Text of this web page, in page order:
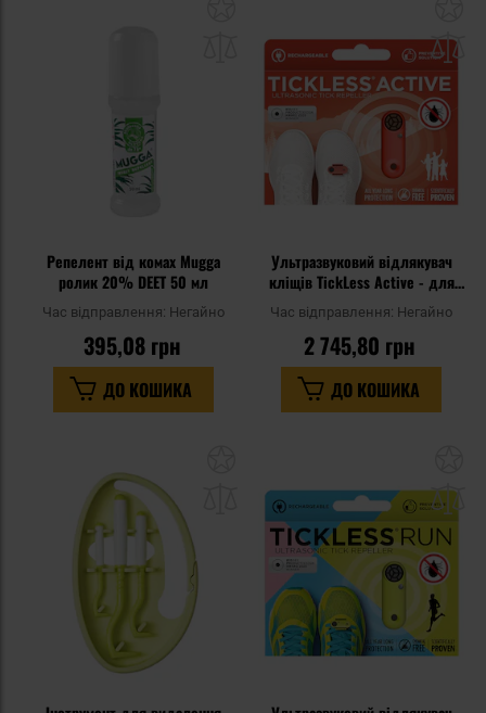
списку
уподобань
Репелент від комах Mugga
ролик 20% DEET 50 мл
Час відправлення: Негайно
395,08 грн
ДО КОШИКА
Ультразвуковий відлякувач
кліщів TickLess Active - для
людей - Coral
Час відправлення: Негайно
2 745,80 грн
ДО КОШИКА
списку
уподобань